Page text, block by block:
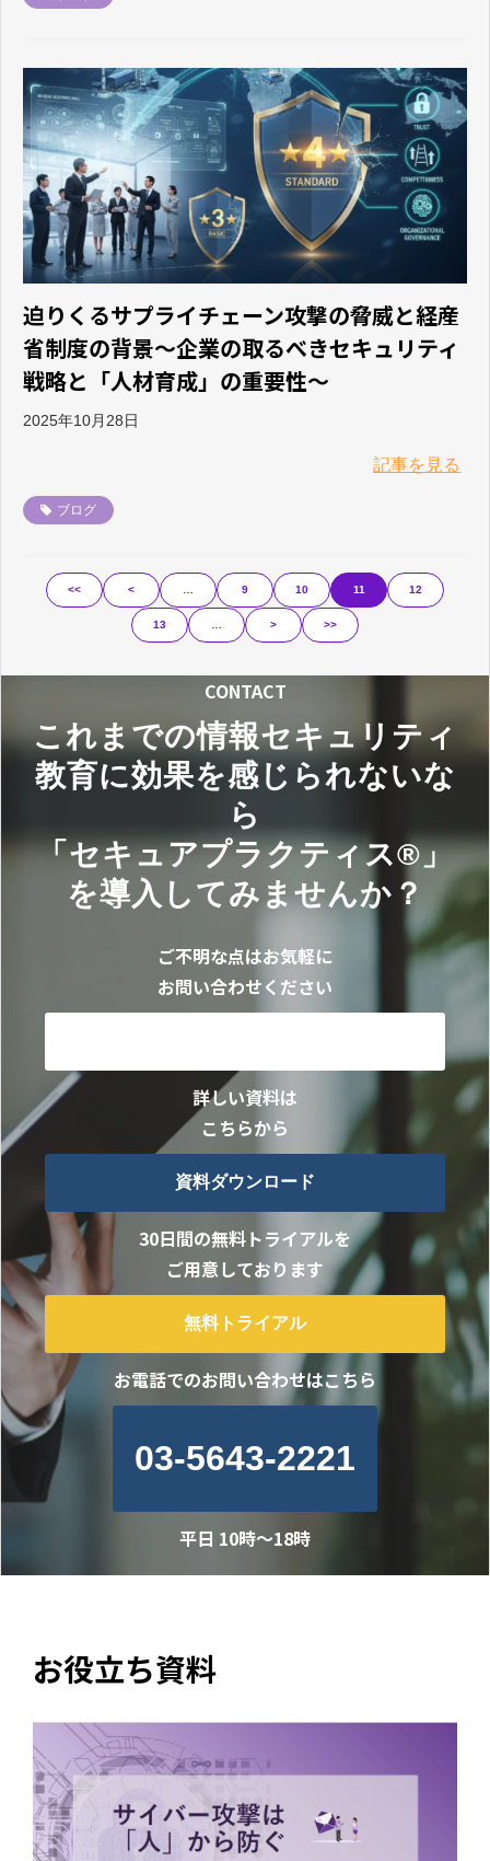
迫りくるサプライチェーン攻撃の脅威と経産
省制度の背景～企業の取るべきセキュリティ
戦略と「人材育成」の重要性～
2025年10月28日
記事を見る
ブログ
<< < 9 10 11 12
13 > >>
CONTACT
これまでの情報セキュリティ
教育に効果を感じられないな
ら
「セキュアプラクティス®」
を導入してみませんか？
ご不明な点はお気軽に
お問い合わせください
詳しい資料は
こちらから
資料ダウンロード
30日間の無料トライアルを
ご用意しております
無料トライアル
お電話でのお問い合わせはこちら
03-5643-2221
平日 10時～18時
お役立ち資料